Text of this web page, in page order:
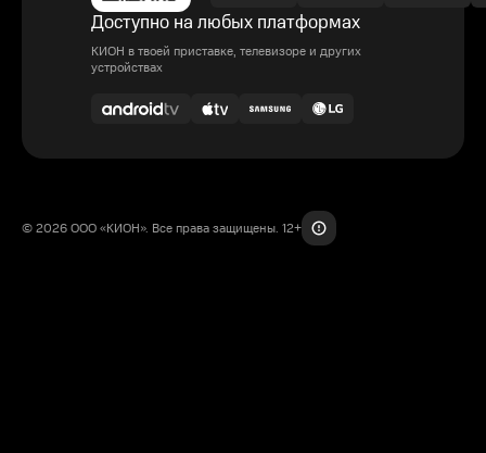
Доступно на любых платформах
КИОН в твоей приставке, телевизоре и других
устройствах
© 2026 ООО «КИОН». Все права защищены. 12+